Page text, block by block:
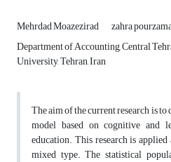
Mehrdad Moazezirad
zahra
Department of Accounting, Central
University, Tehran, Iran
The aim of the current research is
model based on cognitive and
education. This research is
mixed type. The statistical